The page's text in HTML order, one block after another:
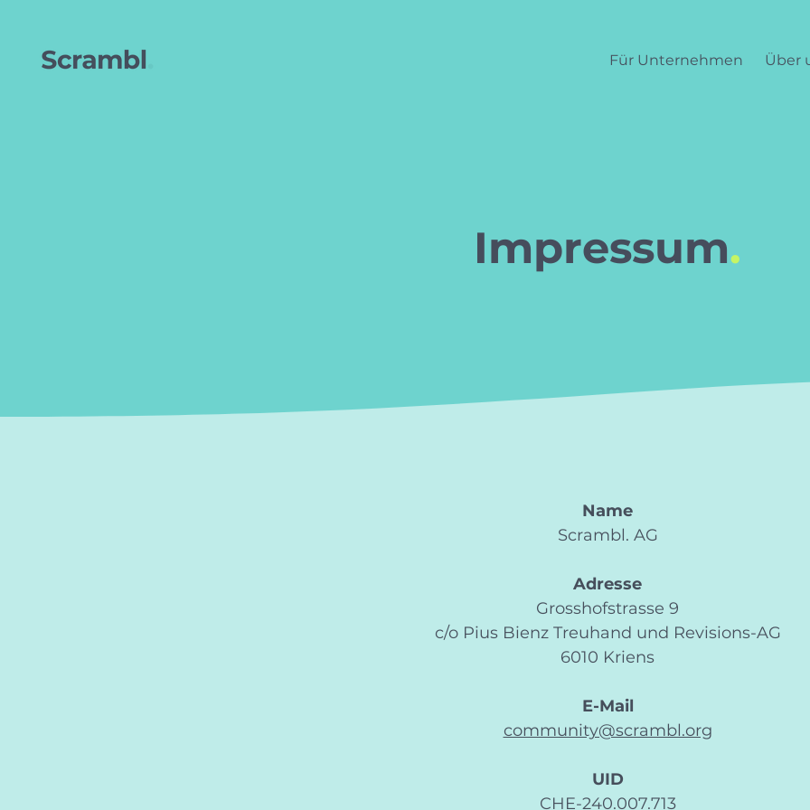
Für Unternehmen Über
Impressum.
Name
Scrambl. AG
Adresse
Grosshofstrasse 9
c/o Pius Bienz Treuhand und Revisions-AG
6010 Kriens
E-Mail
community@scrambl.org
UID
CHE-240.007.713